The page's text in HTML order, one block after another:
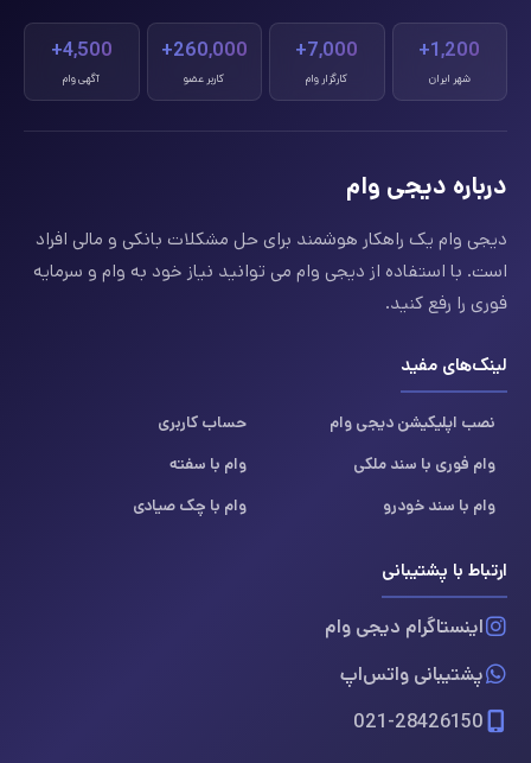
1,200+
شهر ایران
7,000+
کارگزار وام
260,000+
کاربر عضو
4,500+
آگهی وام
درباره دیجی وام
دیجی وام یک راهکار هوشمند برای حل مشکلات بانکی و مالی افراد
است. با استفاده از دیجی وام می توانید نیاز خود به وام و سرمایه
فوری را رفع کنید.
لینک‌های مفید
نصب اپلیکیشن دیجی وام
حساب کاربری
وام فوری با سند ملکی
وام با سفته
وام با سند خودرو
وام با چک صیادی
ارتباط با پشتیبانی
اینستاگرام دیجی وام
پشتیبانی واتس‌اپ
021-28426150